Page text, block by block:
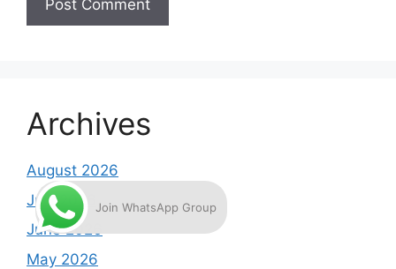
Archives
August 2026
July 2026
June 2026
May 2026
Join WhatsApp Group